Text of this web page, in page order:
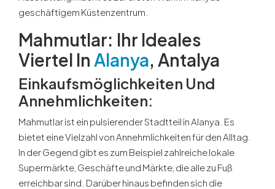
geschäftigem Küstenzentrum.
Mahmutlar: Ihr Ideales
Viertel In Alanya, Antalya
Einkaufsmöglichkeiten Und
Annehmlichkeiten:
Mahmutlar ist ein pulsierender Stadtteil in Alanya. Es
bietet eine Vielzahl von Annehmlichkeiten für den Alltag.
In der Gegend gibt es zum Beispiel zahlreiche lokale
Supermärkte, Geschäfte und Märkte, die alle zu Fuß
erreichbar sind. Darüber hinaus befinden sich die